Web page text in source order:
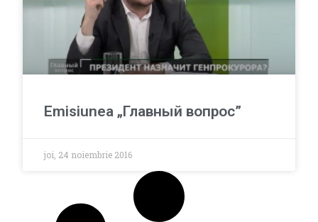
Emisiunea „Главный вопрос”
joi, 24 noiembrie 2016